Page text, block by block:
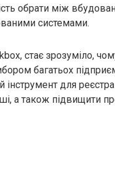
обрати між
системами.
стає зрозуміло,
багатьох
для
а також підвищити